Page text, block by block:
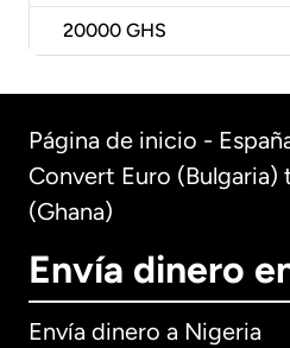
20000 GHS
Página de inicio -
Convert Euro (Bulgaria)
(Ghana)
Envía dinero
Envía dinero a Nigeria